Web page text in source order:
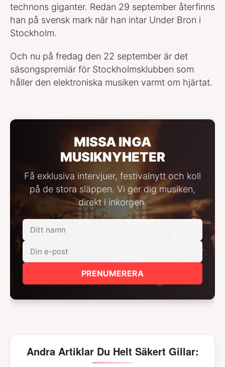
technons giganter. Redan 29 september återfinns
han på svensk mark när han intar Under Bron i
Stockholm.
Och nu på fredag den 22 september är det
säsongspremiär för Stockholmsklubben som
håller den elektroniska musiken varmt om hjärtat.
MISSA INGA
MUSIKNYHETER
Få exklusiva intervjuer, festivalnytt och koll
på de stora släppen. Vi ger dig musiken,
direkt i inkorgen.
PRENUMERERA
Andra Artiklar Du Helt Säkert Gillar: